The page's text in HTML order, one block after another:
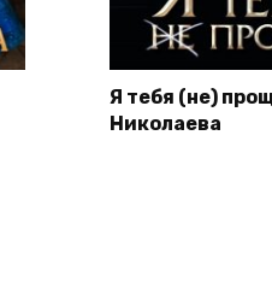
Я тебя (не)
Николаева